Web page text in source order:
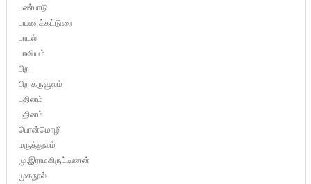
பண்பாடு
பயணக்கட்டுரை
பாடல்
பாவியம்
பிற
பிற கருவூலம்
புதினம்
புதினம்
பொன்மொழி
மருத்துவம்
மு.இராமகிருட்டிணன்
முகநூல்